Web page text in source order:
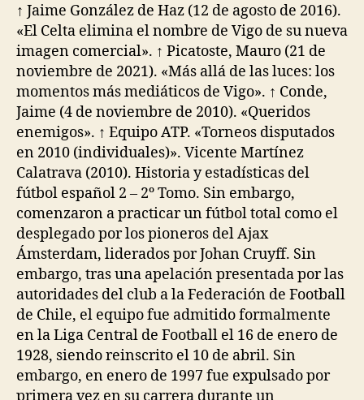
↑ Jaime González de Haz (12 de agosto de 2016).
«El Celta elimina el nombre de Vigo de su nueva
imagen comercial». ↑ Picatoste, Mauro (21 de
noviembre de 2021). «Más allá de las luces: los
momentos más mediáticos de Vigo». ↑ Conde,
Jaime (4 de noviembre de 2010). «Queridos
enemigos». ↑ Equipo ATP. «Torneos disputados
en 2010 (individuales)». Vicente Martínez
Calatrava (2010). Historia y estadísticas del
fútbol español 2 – 2º Tomo. Sin embargo,
comenzaron a practicar un fútbol total como el
desplegado por los pioneros del Ajax
Ámsterdam, liderados por Johan Cruyff. Sin
embargo, tras una apelación presentada por las
autoridades del club a la Federación de Football
de Chile, el equipo fue admitido formalmente
en la Liga Central de Football el 16 de enero de
1928, siendo reinscrito el 10 de abril. Sin
embargo, en enero de 1997 fue expulsado por
primera vez en su carrera durante un